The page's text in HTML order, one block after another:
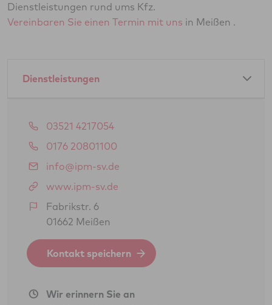
Dienstleistungen rund ums Kfz.
Vereinbaren Sie einen Termin mit uns in Meißen .
Dienstleistungen
Amtliche Dienstleistungen als GTÜ-Partner:
Hauptuntersuchung Pkw
Abgasuntersuchung
Änderungsabnahme gem. § 19 (3) StVZO
Oldtimerbegutachtung gem. § 23 StVZO
(H-Kennzeichen)
Feinstaubplaketten (Schadstoffplaketten)
Sicherheitsprüfung (SP)
GGVSEB-/ADR-/RID-Prüfung
03521 4217054
0176 20801100
info@ipm-sv.de
www.ipm-sv.de
Fabrikstr. 6
01662 Meißen
Kontakt speichern
Wir erinnern Sie an